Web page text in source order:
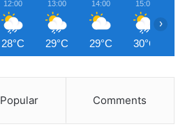
12:00
28°C
13:00
29°C
14:00
29°C
15:00
30°C
›
Popular Comments